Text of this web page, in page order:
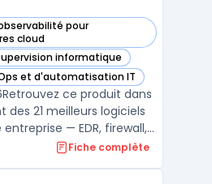
pour
cloud
cette catégorie
informatique
cette catégorie
et d'automatisation IT
cette catégorie
ce produit dans
21 meilleurs logiciels
— EDR, firewall,
Fiche complète